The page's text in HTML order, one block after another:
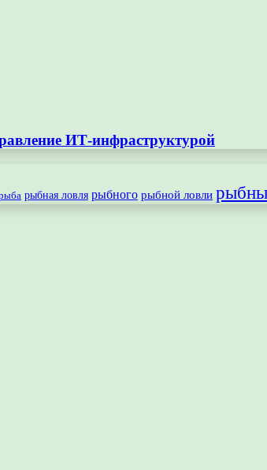
ИТ-инфраструктурой
рыбная ловля рыбного рыбной ловли